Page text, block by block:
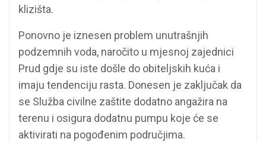
klizišta.
Ponovno je iznesen problem unutrašnjih
podzemnih voda, naročito u mjesnoj zajednici
Prud gdje su iste došle do obiteljskih kuća i
imaju tendenciju rasta. Donesen je zaključak da
se Služba civilne zaštite dodatno angažira na
terenu i osigura dodatnu pumpu koje će se
aktivirati na pogođenim područjima.